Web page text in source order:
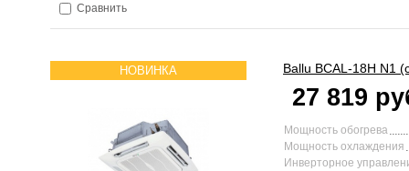
Сравнить
НОВИНКА Ballu BCAL-18H N1
27 819
Мощность обогрева
Мощность охлаждения
Инверторное